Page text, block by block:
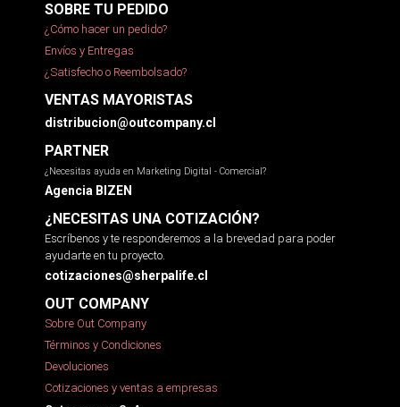
SOBRE TU PEDIDO
¿Cómo hacer un pedido?
Envíos y Entregas
¿Satisfecho o Reembolsado?
VENTAS MAYORISTAS
distribucion@outcompany.cl
PARTNER
¿Necesitas ayuda en Marketing Digital - Comercial?
Agencia BIZEN
¿NECESITAS UNA COTIZACIÓN?
Escríbenos y te responderemos a la brevedad para poder
ayudarte en tu proyecto.
cotizaciones@sherpalife.cl
OUT COMPANY
Sobre Out Company
Términos y Condiciones
Devoluciones
Cotizaciones y ventas a empresas